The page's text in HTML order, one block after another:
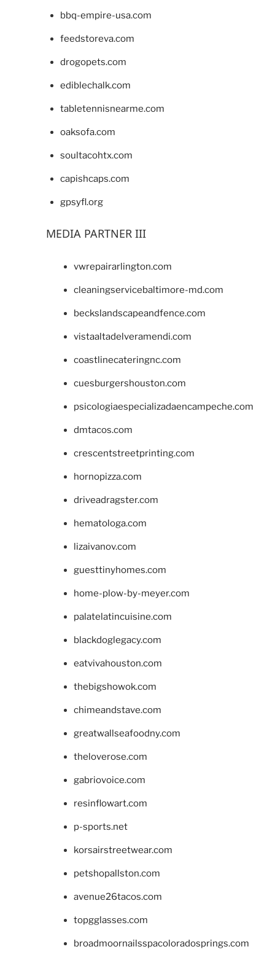
bbq-empire-usa.com
feedstoreva.com
drogopets.com
ediblechalk.com
tabletennisnearme.com
oaksofa.com
soultacohtx.com
capishcaps.com
gpsyfl.org
MEDIA PARTNER III
vwrepairarlington.com
cleaningservicebaltimore-md.com
beckslandscapeandfence.com
vistaaltadelveramendi.com
coastlinecateringnc.com
cuesburgershouston.com
psicologiaespecializadaencampeche.com
dmtacos.com
crescentstreetprinting.com
hornopizza.com
driveadragster.com
hematologa.com
lizaivanov.com
guesttinyhomes.com
home-plow-by-meyer.com
palatelatincuisine.com
blackdoglegacy.com
eatvivahouston.com
thebigshowok.com
chimeandstave.com
greatwallseafoodny.com
theloverose.com
gabriovoice.com
resinflowart.com
p-sports.net
korsairstreetwear.com
petshopallston.com
avenue26tacos.com
topgglasses.com
broadmoornailsspacoloradosprings.com